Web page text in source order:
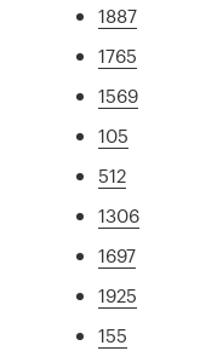
1887
1765
1569
105
512
1306
1697
1925
155